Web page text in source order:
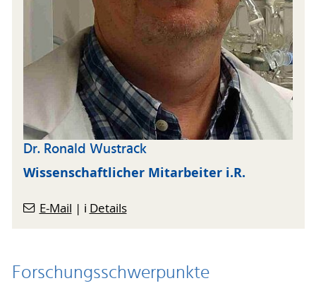
Dr. Ronald Wustrack
Wissenschaftlicher Mitarbeiter i.R.
E-Mail | ℹ️ Details
Forschungsschwerpunkte